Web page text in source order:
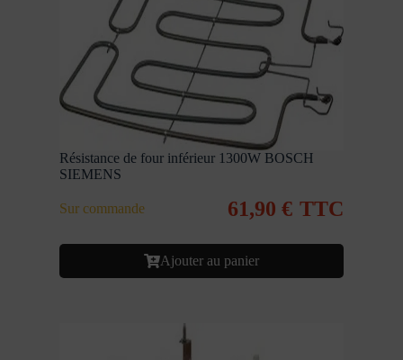
Résistance de four inférieur 1300W BOSCH
SIEMENS
Sur commande 61,90 € TTC
Ajouter au panier